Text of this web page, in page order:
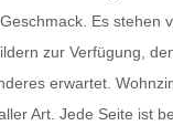
Es stehen
zur Verfügung,
erwartet.
Art. Jede Seite ist